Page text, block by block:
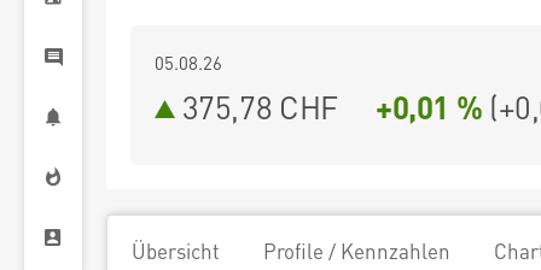
05.08.26
375,78 CHF +0,01 % (
Übersicht Profile / Kennzahlen